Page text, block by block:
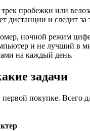
пробежки или
и следит
ночной режим
и не лучший в
на каждый день.
задачи
покупке.